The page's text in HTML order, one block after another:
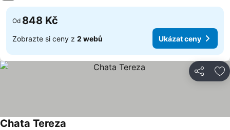
Od 848 Kč
Zobrazte si ceny z 2 webů Ukázat ceny
Sdílet
Chata Tereza